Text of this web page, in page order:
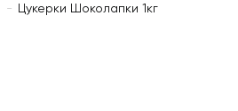
Цукерки Шоколапки 1кг